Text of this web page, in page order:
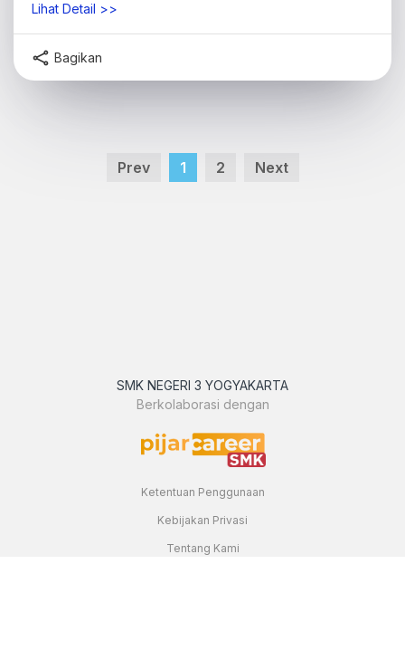
Lihat Detail >>
Bagikan
Prev 1 2 Next
SMK NEGERI 3 YOGYAKARTA
Berkolaborasi dengan
Ketentuan Penggunaan
Kebijakan Privasi
Tentang Kami